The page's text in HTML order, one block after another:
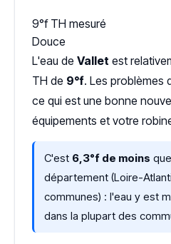
9°f TH mesuré
Douce
L'eau de Vallet est
TH de 9°f. Les problèmes
ce qui est une bonne
équipements et votre
C'est 6,3°f de moins
département (Loire-
communes) : l'eau y est
dans la plupart des